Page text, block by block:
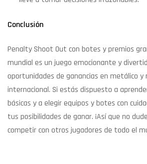
Conclusión
Penalty Shoot Out con botes y premios
mundial es un juego emocionante y
oportunidades de ganancias en metálico y
internacional. Si estás dispuesto a
básicas y a elegir equipos y botes con
tus posibilidades de ganar. ¡Así que no
competir con otros jugadores de todo el